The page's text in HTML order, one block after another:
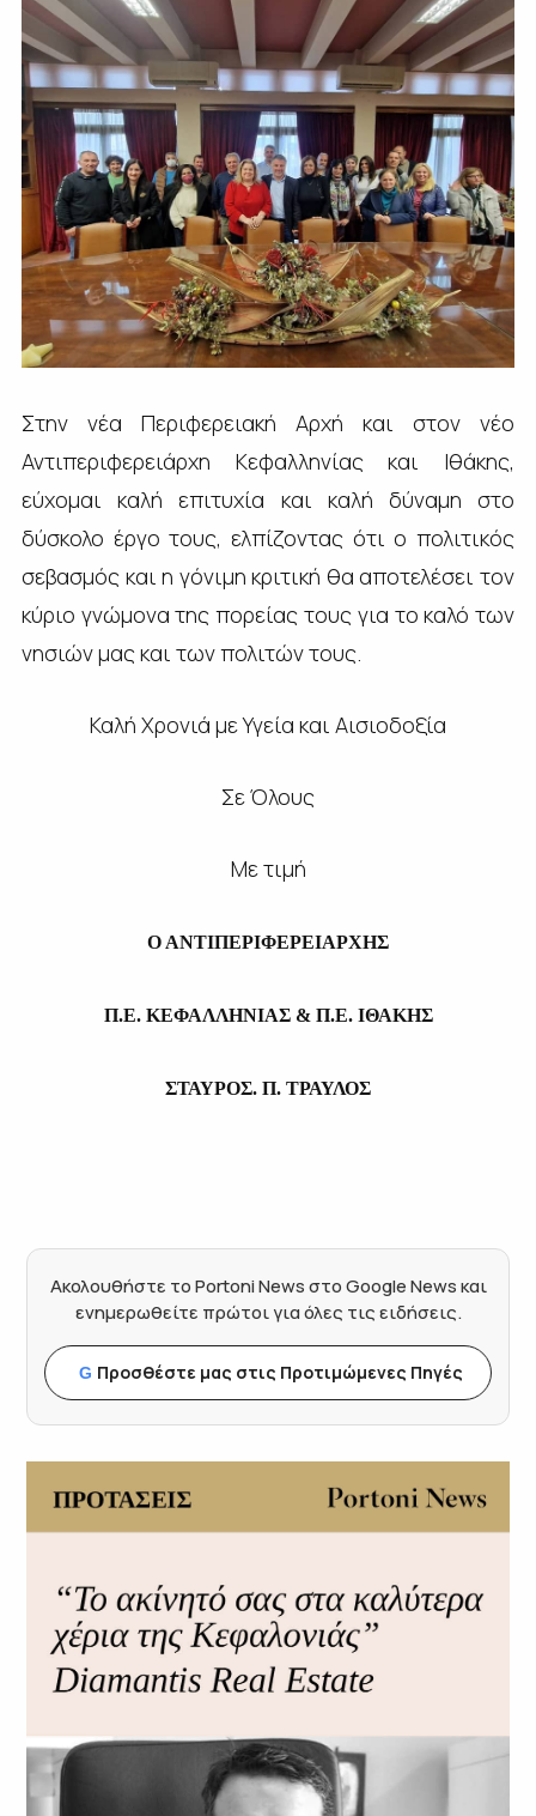
Στην νέα Περιφερειακή Αρχή και στον νέο
Αντιπεριφερειάρχη Κεφαλληνίας και Ιθάκης,
εύχομαι καλή επιτυχία και καλή δύναμη στο
δύσκολο έργο τους, ελπίζοντας ότι ο πολιτικός
σεβασμός και η γόνιμη κριτική θα αποτελέσει τον
κύριο γνώμονα της πορείας τους για το καλό των
νησιών μας και των πολιτών τους.
Καλή Χρονιά με Υγεία και Αισιοδοξία
Σε Όλους
Με τιμή
Ο ΑΝΤΙΠΕΡΙΦΕΡΕΙΑΡΧΗΣ
Π.Ε. ΚΕΦΑΛΛΗΝΙΑΣ & Π.Ε. ΙΘΑΚΗΣ
ΣΤΑΥΡΟΣ. Π. ΤΡΑΥΛΟΣ
Ακολουθήστε το Portoni News στο Google News και
ενημερωθείτε πρώτοι για όλες τις ειδήσεις.
G Προσθέστε μας στις Προτιμώμενες Πηγές